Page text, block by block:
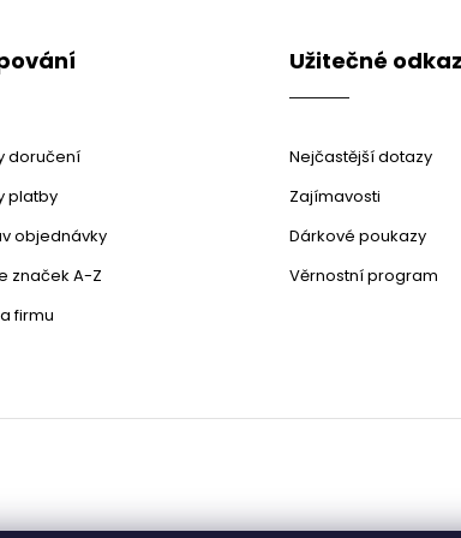
doručení
platby
objednávky
značek A-Z
firmu
Užitečné
Nejčastější dotazy
Zajímavosti
Dárkové poukazy
Věrnostní program